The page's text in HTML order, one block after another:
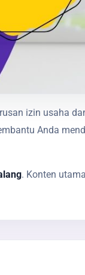
izin usaha
Anda
. Konten